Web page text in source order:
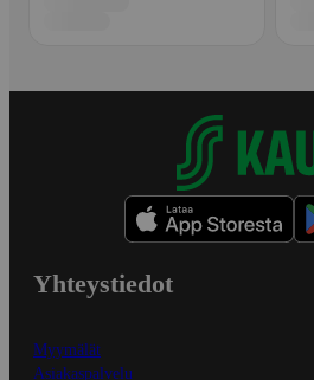
Yhteystiedot
Myymälät
Asiakaspalvelu